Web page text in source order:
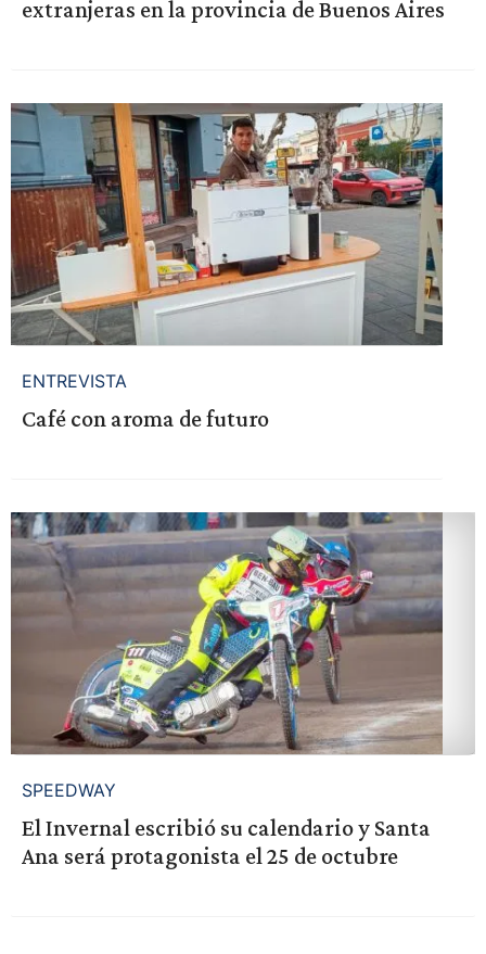
extranjeras en la provincia de Buenos Aires
ENTREVISTA
Café con aroma de futuro
SPEEDWAY
El Invernal escribió su calendario y Santa
Ana será protagonista el 25 de octubre